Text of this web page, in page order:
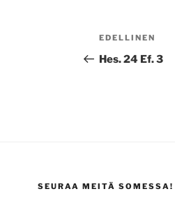
selaus
Edellinen
artikkeli
EDELLINEN
Hes. 24 Ef. 3
SEURAA MEITÄ SOMESSA!